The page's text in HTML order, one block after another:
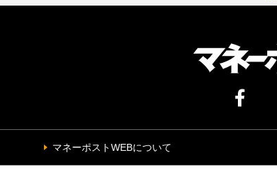
マネーポストWEBについて